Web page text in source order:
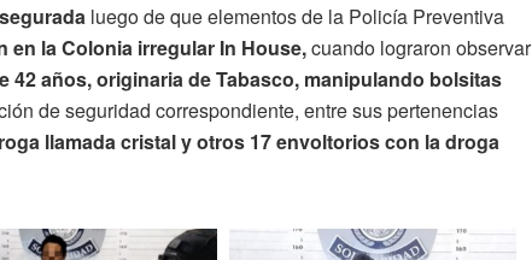
luego de que elementos de la Policía Preventiva
en la Colonia irregular In House,cuando lograron observar
42 años, originaria de Tabasco, manipulando bolsitas
de seguridad correspondiente, entre sus pertenencias
llamada cristal y otros 17 envoltorios con la droga